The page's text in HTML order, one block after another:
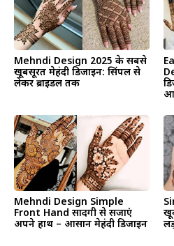
Mehndi Design 2025 के सबसे
खूबसूरत मेहंदी डिजाइन: सिंपल से
लेकर ब्राइडल तक
Mehndi Design Simple
Front Hand सादगी से सजाएं
अपने हाथ – आसान मेहंदी डिजाइन